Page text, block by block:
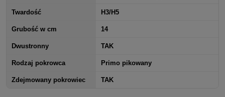
Twardość H3/H5
Grubość w cm 14
Dwustronny TAK
Rodzaj pokrowca Primo pikowany
Zdejmowany pokrowiec TAK